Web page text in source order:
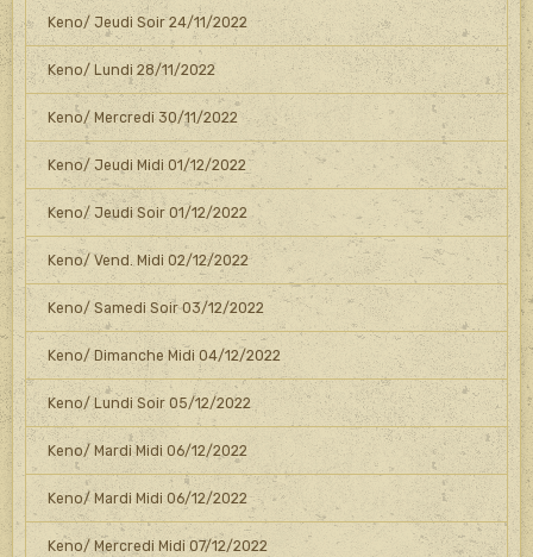
Keno/ Jeudi Soir 24/11/2022
Keno/ Lundi 28/11/2022
Keno/ Mercredi 30/11/2022
Keno/ Jeudi Midi 01/12/2022
Keno/ Jeudi Soir 01/12/2022
Keno/ Vend. Midi 02/12/2022
Keno/ Samedi Soir 03/12/2022
Keno/ Dimanche Midi 04/12/2022
Keno/ Lundi Soir 05/12/2022
Keno/ Mardi Midi 06/12/2022
Keno/ Mardi Midi 06/12/2022
Keno/ Mercredi Midi 07/12/2022